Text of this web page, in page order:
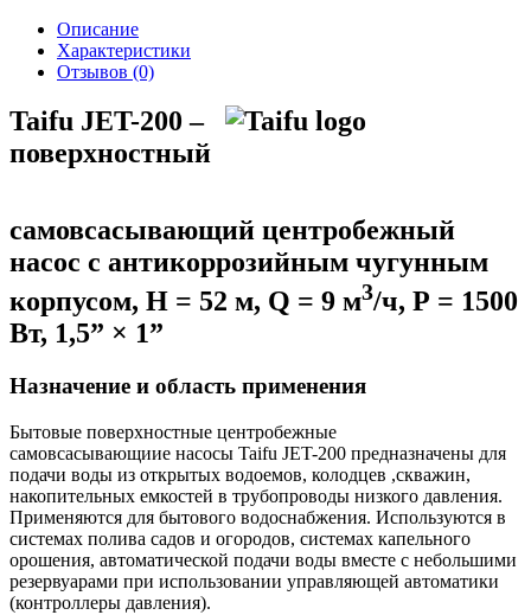
Описание
Характеристики
Отзывов (0)
Taifu JET-200 –
поверхностный
самовсасывающий центробежный
насос с антикоррозийным чугунным
корпусом, Н = 52 м, Q = 9 м3/ч, Р = 1500
Вт, 1,5” × 1”
Назначение и область применения
Бытовые поверхностные центробежные
самовсасывающиие насосы Taifu JET-200 предназначены для
подачи воды из открытых водоемов, колодцев ,скважин,
накопительных емкостей в трубопроводы низкого давления.
Применяются для бытового водоснабжения. Используются в
системах полива садов и огородов, системах капельного
орошения, автоматической подачи воды вместе с небольшими
резервуарами при использовании управляющей автоматики
(контроллеры давления).